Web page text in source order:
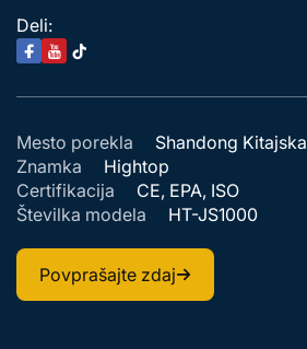
Deli:
Mesto porekla
Shandong Kitajska
Znamka
Hightop
Certifikacija
CE, EPA, ISO
Številka modela
HT-JS1000
Povprašajte zdaj